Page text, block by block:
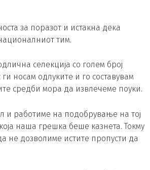
за поразот и истакна дека
тим.
селекција со голем број
носам одлуките и го составувам
средби мора да извлечеме поуки.
и работиме на подобрување на тој
наша грешка беше казнета. Токму
не дозволиме истите пропусти да